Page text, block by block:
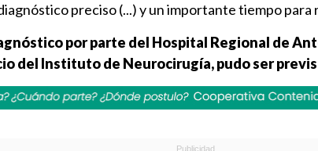
preciso (...) y un importante tiempo para
por parte del Hospital Regional de
del Instituto de Neurocirugía, pudo ser